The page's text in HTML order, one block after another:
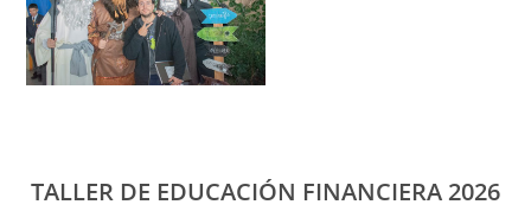
TALLER DE EDUCACIÓN FINANCIERA 2026